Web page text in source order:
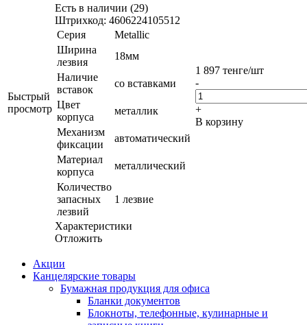
Быстрый
просмотр
Есть в наличии (29)
Штрихкод: 4606224105512
Серия
Metallic
Ширина
лезвия
18мм
Наличие
вставок
со вставками
Цвет
корпуса
металлик
Механизм
фиксации
автоматический
Материал
корпуса
металлический
Количество
запасных
лезвий
1 лезвие
Характеристики
Отложить
1 897 тенге/шт
-
+
В корзину
Акции
Канцелярские товары
Бумажная продукция для офиса
Бланки документов
Блокноты, телефонные, кулинарные и